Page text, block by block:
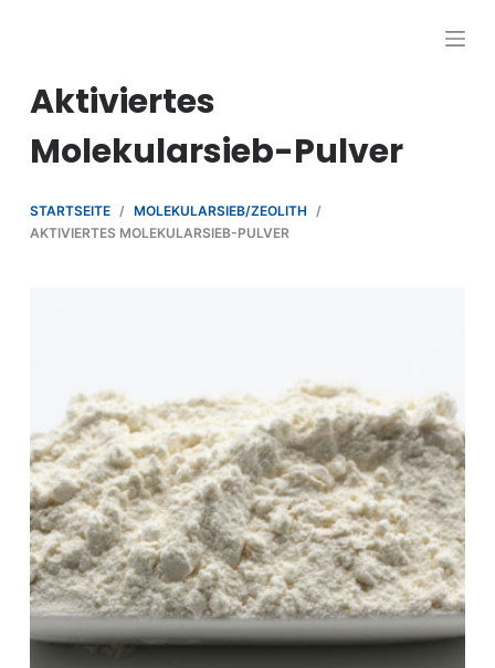
g
e
n
Aktiviertes
Molekularsieb-Pulver
STARTSEITE / MOLEKULARSIEB/ZEOLITH /
AKTIVIERTES MOLEKULARSIEB-PULVER